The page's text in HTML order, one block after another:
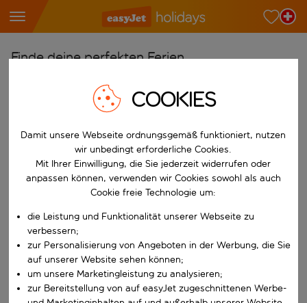
Finde deine perfekten Ferien
Beginne mit der Eingabe für die automatische
Wähle deine Flughäfen
Beginne mit der Eingabe für die automatische
Reiseziele finden
Nach
W&auml;hle ein Ab- und R&uuml;ckflugdatum aus.
Wähle deine Reisedaten
Wann
Wer
Suchen
COOKIES
Damit unsere Webseite ordnungsgemäß funktioniert, nutzen
wir unbedingt erforderliche Cookies.
Mit Ihrer Einwilligung, die Sie jederzeit widerrufen oder
anpassen können, verwenden wir Cookies sowohl als auch
Cookie freie Technologie um:
die Leistung und Funktionalität unserer Webseite zu
verbessern;
zur Personalisierung von Angeboten in der Werbung, die Sie
auf unserer Website sehen können;
um unsere Marketingleistung zu analysieren;
zur Bereitstellung von auf easyJet zugeschnittenen Werbe-